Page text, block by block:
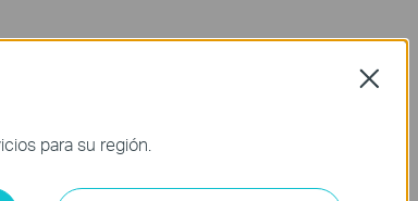
para su región.
Close